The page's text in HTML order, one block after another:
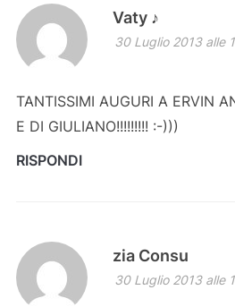
Vaty ♪
30 Luglio 2013 alle
TANTISSIMI AUGURI A ERVIN
E DI GIULIANO!!!!!!!!! :-)))
RISPONDI
zia Consu
30 Luglio 2013 alle